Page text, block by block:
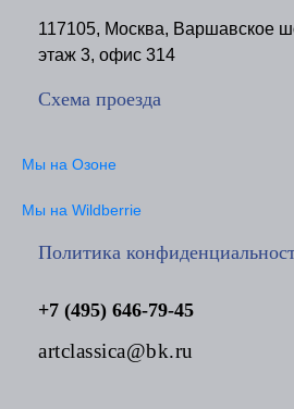
117105, Москва, Варшавское
этаж 3, офис 314
Схема проезда
Мы на Озоне
Мы на Wildberrie
Политика
+7 (495) 646-79-45
artclassica@bk.ru